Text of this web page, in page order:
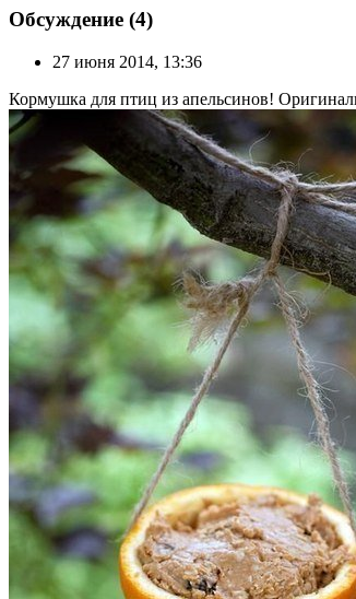
Обсуждение (4)
27 июня 2014, 13:36
Кормушка для птиц из апельсинов!